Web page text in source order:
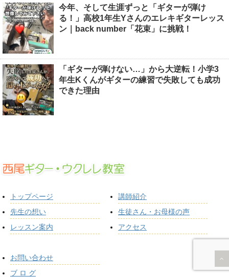
今年、そして生涯ずっと「ギターが弾け
る！」高校1年生Yさんのエレキギターレッス
ン｜back number「花束」に挑戦！
「ギターが弾けない…」から大逆転！小学3
年生Kくんがギターの練習で失敗しても成功
できた理由
トップページ
先生の想い
レッスン案内
講師紹介
生徒さん・お母様の声
アクセス
お問い合わせ
ブ ロ グ